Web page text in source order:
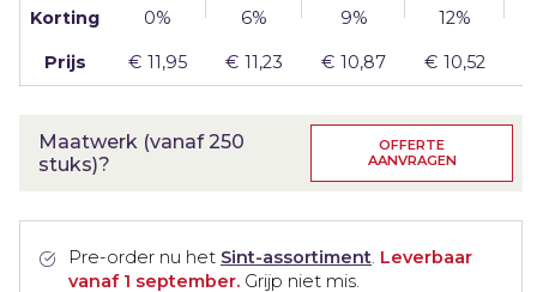
Korting 0% 6% 9% 12%
Prijs € 11,95 € 11,23 € 10,87 € 10,52
Maatwerk (vanaf 250
stuks)?
OFFERTE
AANVRAGEN
Pre-order nu het Sint-assortiment. Leverbaar
vanaf 1 september. Grijp niet mis.